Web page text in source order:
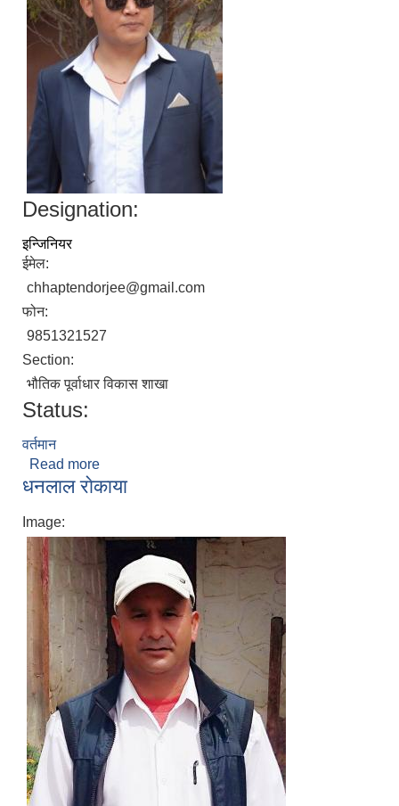
Designation:
इन्जिनियर
ईमेल:
chhaptendorjee@gmail.com
फोन:
9851321527
Section:
भौतिक पूर्वाधार विकास शाखा
Status:
वर्तमान
Read more
धनलाल राेकाया
Image: